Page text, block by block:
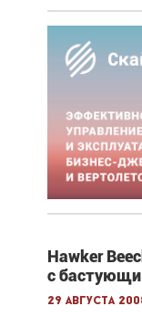
Hawker
с
29 августа